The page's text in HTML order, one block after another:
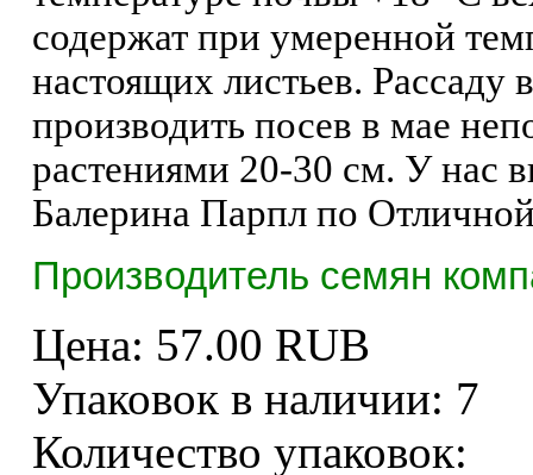
содержат при умеренной
настоящих листьев.
производить посев в мае
растениями 20-30 см. У нас
Балерина Парпл по
Производитель семян
Цена: 57.00 RUB
Упаковок в наличии: 7
Количество упаковок: